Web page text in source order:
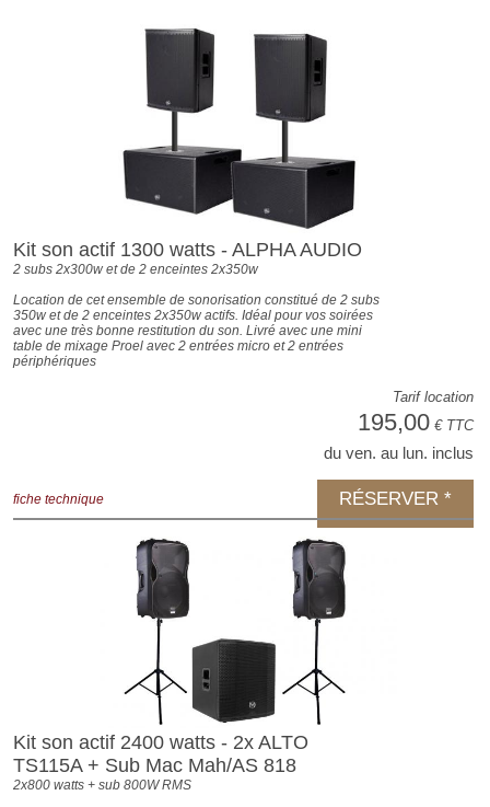
Kit son actif 1300 watts - ALPHA AUDIO
2 subs 2x300w et de 2 enceintes 2x350w
Location de cet ensemble de sonorisation constitué de 2 subs
350w et de 2 enceintes 2x350w actifs. Idéal pour vos soirées
avec une très bonne restitution du son. Livré avec une mini
table de mixage Proel avec 2 entrées micro et 2 entrées
périphériques
Tarif location
195,00 € TTC
du ven. au lun. inclus
fiche technique RÉSERVER *
Kit son actif 2400 watts - 2x ALTO
TS115A + Sub Mac Mah/AS 818
2x800 watts + sub 800W RMS